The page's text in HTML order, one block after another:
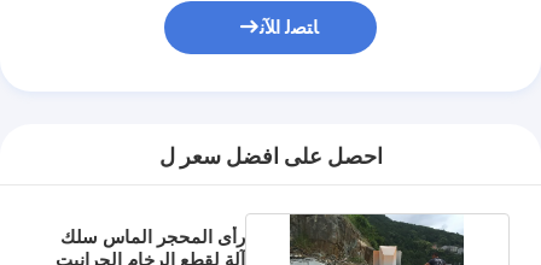
ﺎﺘﺼﻟ ﺍﻶﻧ
احصل على افضل سعر ل
رأى المحجر الماس سلك
آلة لقطع الرخام الجرانيت